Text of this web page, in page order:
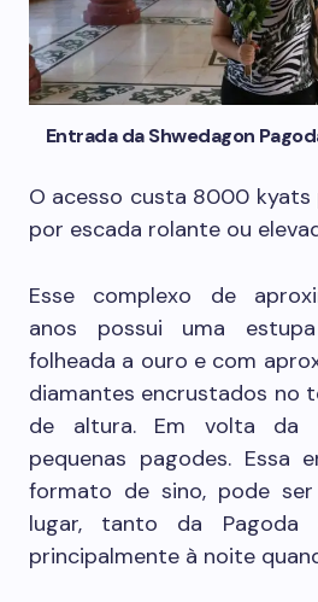
Entrada da Shwedagon
O acesso custa 8000 kyats
por escada rolante ou
Esse complexo de
anos possui uma
folheada a ouro e com
diamantes encrustados no
de altura. Em volta da
pequenas pagodes. Essa
formato de sino, pode
lugar, tanto da Pagoda
principalmente à noite